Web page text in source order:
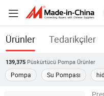
Ürünler Tedarikçiler
139,375 Püskürtücü Pompa Ürünler
Pompa Su Pompası